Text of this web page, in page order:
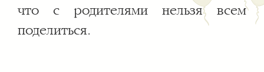
что с родителями нельзя всем
поделиться.